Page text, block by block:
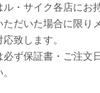
・サイク各店にお
ただいた場合に限り
致します。
必ず保証書・ご注文